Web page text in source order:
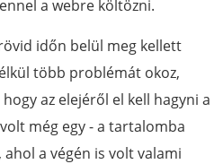
a webre költözni.
időn belül meg kellett
több problémát okoz,
az elejéről el kell hagyni a
még egy - a tartalomba
a végén is volt valami